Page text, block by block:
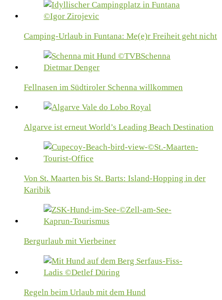
Camping-Urlaub in Funtana: Me(e)r Freiheit geht nicht
Fellnasen im Südtiroler Schenna willkommen
Algarve ist erneut World’s Leading Beach Destination
Von St. Maarten bis St. Barts: Island-Hopping in der
Karibik
Bergurlaub mit Vierbeiner
Regeln beim Urlaub mit dem Hund